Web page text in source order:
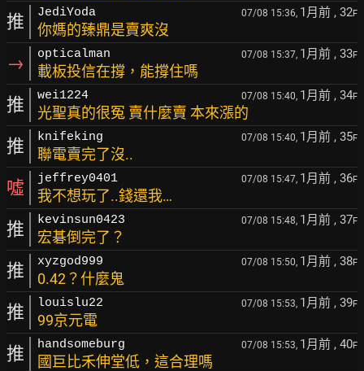
推 JediYoda 07/08 15:36, 1月前 , 32F
你媽的臻鼎是賣爽沒
→ opticalman 07/08 15:37, 1月前 , 33F
載板投信在撐，能撐住嗎
推 wei1224 07/08 15:40, 1月前 , 34F
光聖真的很冤 賣什麼賣 本來漲的
推 knifeking 07/08 15:40, 1月前 , 35F
聯電賣完了沒..
噓 jeffrey0401 07/08 15:47, 1月前 , 36F
我不想玩了..錢還我…
推 kevinsun0423 07/08 15:48, 1月前 , 37F
宏碁倒完了？
推 xyzgod999 07/08 15:50, 1月前 , 38F
0.42？什麼鬼
推 louislu22 07/08 15:53, 1月前 , 39F
99京元電
推 handsomeburg 07/08 15:53, 1月前 , 40F
國巨比禾伸堂低，這合理嗎